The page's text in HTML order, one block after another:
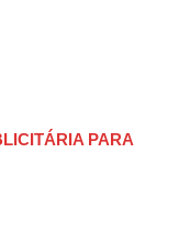
PARA